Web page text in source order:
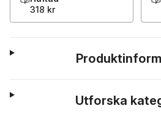
318 kr
Utforska